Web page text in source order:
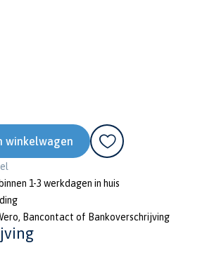
winkelwagen
1-3 werkdagen in huis
Bancontact of Bankoverschrijving